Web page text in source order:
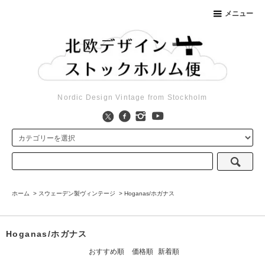
メニュー
Nordic Design Vintage from Stockholm
ホーム > スウェーデン製ヴィンテージ > Hoganas/ホガナス
Hoganas/ホガナス
おすすめ順 価格順 新着順